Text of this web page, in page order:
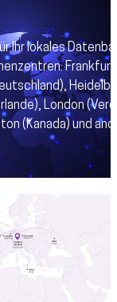
Ihr lokales
London
(Kanada) und